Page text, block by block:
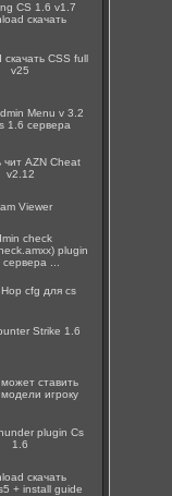
CS 1.6 v1.7
скачать
скачать CSS full
v25
Menu v 3.2
1.6 сервера
чит AZN Cheat
v2.12
Viewer
check
plugin
сервера ...
cfg для cs
Strike 1.6
ставить
игроку
plugin Cs
1.6
скачать
+ install guide